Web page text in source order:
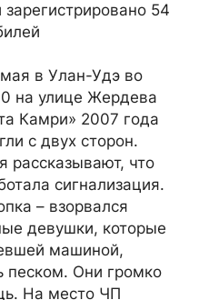
54
в Улан-Удэ во
на улице Жердева
Камри» 2007 года
с двух сторон.
рассказывают, что
сигнализация.
– взорвался
девушки, которые
машиной,
песком. Они громко
На место ЧП